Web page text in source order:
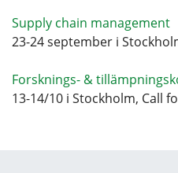
Supply chain management
23-24 september i
Forsknings- &
13-14/10 i Stockholm, Call